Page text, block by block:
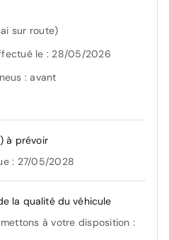
sur route)
le : 28/05/2026
: avant
à prévoir
: 27/05/2028
la qualité du véhicule
à votre disposition :